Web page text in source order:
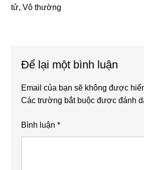
tử,Vô thường
Interactions
Để lại một bình luận
Email của bạn sẽ không được
Các trường bắt buộc được đánh
Bình luận*